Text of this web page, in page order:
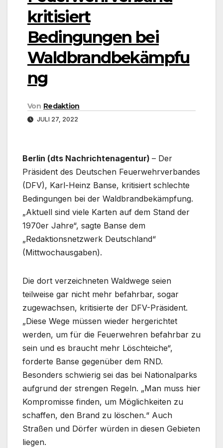
kritisiert
Bedingungen bei
Waldbrandbekämpfu
ng
Von Redaktion
JULI 27, 2022
Berlin (dts Nachrichtenagentur) – Der
Präsident des Deutschen Feuerwehrverbandes
(DFV), Karl-Heinz Banse, kritisiert schlechte
Bedingungen bei der Waldbrandbekämpfung.
„Aktuell sind viele Karten auf dem Stand der
1970er Jahre“, sagte Banse dem
„Redaktionsnetzwerk Deutschland“
(Mittwochausgaben).
Die dort verzeichneten Waldwege seien
teilweise gar nicht mehr befahrbar, sogar
zugewachsen, kritisierte der DFV-Präsident.
„Diese Wege müssen wieder hergerichtet
werden, um für die Feuerwehren befahrbar zu
sein und es braucht mehr Löschteiche“,
forderte Banse gegenüber dem RND.
Besonders schwierig sei das bei Nationalparks
aufgrund der strengen Regeln. „Man muss hier
Kompromisse finden, um Möglichkeiten zu
schaffen, den Brand zu löschen.“ Auch
Straßen und Dörfer würden in diesen Gebieten
liegen.